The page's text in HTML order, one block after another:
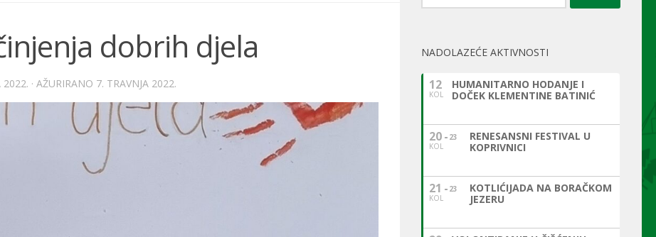
dobrih djela
2022. · AŽURIRANO 7. TRAVNJA 2022.
NADOLAZEĆE AKTIVNOSTI
12
KOL
HUMANITARNO HODANJE I
DOČEK KLEMENTINE BATINIĆ
20
KOL
23
RENESANSNI FESTIVAL U
KOPRIVNICI
21
KOL
23
KOTLIĆIJADA NA BORAČKOM
JEZERU